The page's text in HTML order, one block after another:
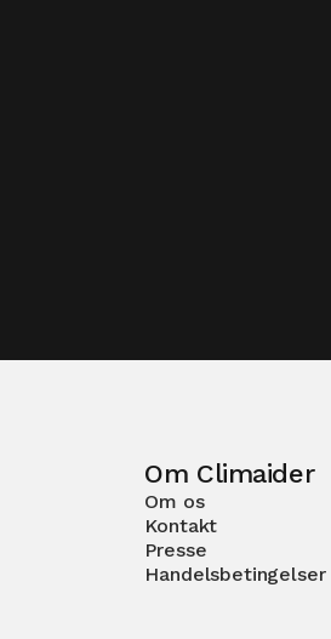
Om Climaider
Om os
Kontakt
Presse
Handelsbetingelser